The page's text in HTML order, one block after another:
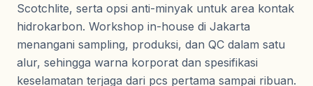
Scotchlite, serta opsi anti-minyak untuk area kontak
hidrokarbon. Workshop in-house di Jakarta
menangani sampling, produksi, dan QC dalam satu
alur, sehingga warna korporat dan spesifikasi
keselamatan terjaga dari pcs pertama sampai ribuan.